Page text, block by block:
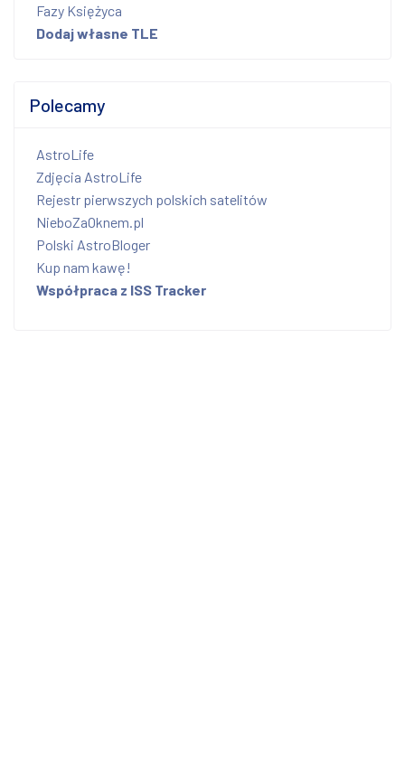
Fazy Księżyca
Dodaj własne TLE
Polecamy
AstroLife
Zdjęcia AstroLife
Rejestr pierwszych polskich satelitów
NieboZaOknem.pl
Polski AstroBloger
Kup nam kawę!
Współpraca z ISS Tracker